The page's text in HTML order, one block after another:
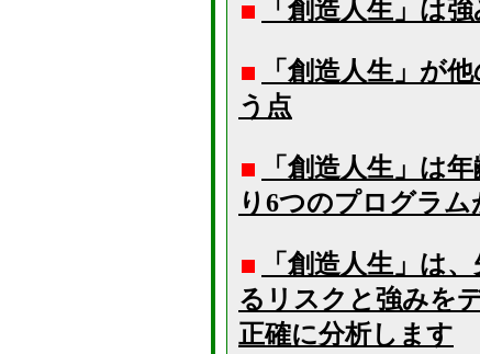
「創造人生」は
「創造人生」が
う点
「創造人生」は
り6つのプログラム
「創造人生」は
るリスクと強みを
正確に分析します